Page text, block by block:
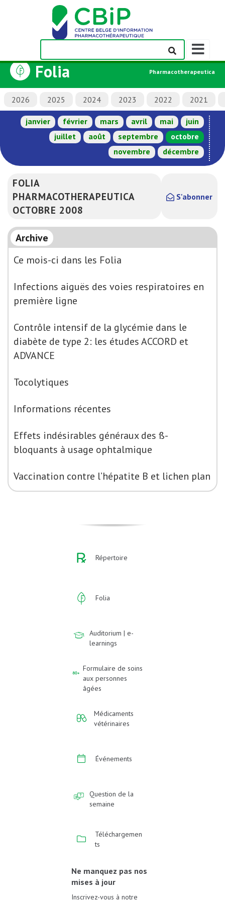
Afficher/
la
de
navigation
Folia Pharmacotherapeutica
2026 2025 2024 2023 2022 2021
janvier février mars avril mai
juin
juillet
août septembre
octobre
novembre
décembre
FOLIA
PHARMACOTHERAPEUTICA
OCTOBRE 2008
S'abonner
Archive
Ce mois-ci dans les Folia
Infections aiguës des voies respiratoires en
première ligne
Contrôle intensif de la glycémie dans le
diabète de type 2: les études ACCORD et
ADVANCE
Tocolytiques
Informations récentes
Effets indésirables généraux des ß-
bloquants à usage ophtalmique
Vaccination contre l’hépatite B et lichen plan
Répertoire
Folia
Auditorium | e-
learnings
Formulaire de soins
aux personnes
âgées
Médicaments
vétérinaires
Événements
Question de la
semaine
Téléchargemen
ts
Ne manquez pas nos
mises à jour
Inscrivez-vous à notre